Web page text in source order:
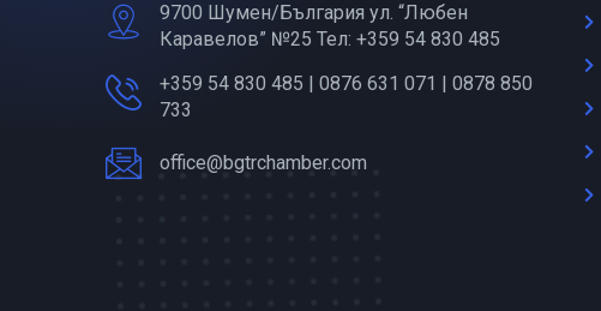
9700 Шумен/България ул. “Любен
Каравелов” №25 Тел: +359 54 830 485
+359 54 830 485 | 0876 631 071 | 0878 850
733
office@bgtrchamber.com